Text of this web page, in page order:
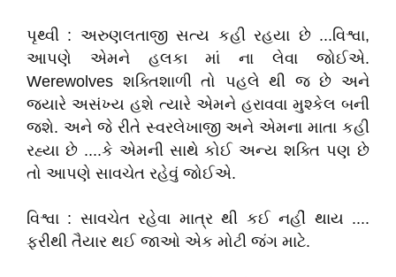
પૃથ્વી : અરુણલતાજી સત્ય કહી રહયા છે ...વિશ્વા,
આપણે એમને હલકા માં ના લેવા જોઈએ.
Werewolves શક્તિશાળી તો પહલે થી જ છે અને
જ્યારે અસંખ્ય હશે ત્યારે એમને હરાવવા મુશ્કેલ બની
જશે. અને જે રીતે સ્વરલેખાજી અને એમના માતા કહી
રહ્યા છે ....કે એમની સાથે કોઈ અન્ય શક્તિ પણ છે
તો આપણે સાવચેત રહેવું જોઈએ.
વિશ્વા : સાવચેત રહેવા માત્ર થી કઈ નહીં થાય ....
ફરીથી તૈયાર થઈ જાઓ એક મોટી જંગ માટે.